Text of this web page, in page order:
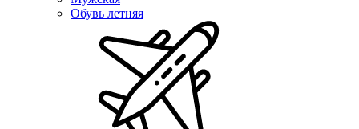
Обувь летняя